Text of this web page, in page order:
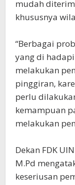
mudah
khususnya
“Berbagai
yang di
melakukan
pinggiran,
perlu
kemampuan
melakukan
Dekan FDK
M.Pd
keseriusan